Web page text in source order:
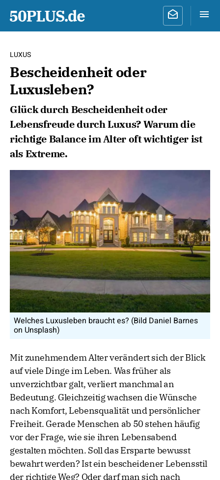
LUXUS
Bescheidenheit oder
Luxusleben?
Glück durch Bescheidenheit oder
Lebensfreude durch Luxus? Warum die
richtige Balance im Alter oft wichtiger ist
als Extreme.
Welches Luxusleben braucht es? (Bild Daniel Barnes
on Unsplash)
Mit zunehmendem Alter verändert sich der Blick
auf viele Dinge im Leben. Was früher als
unverzichtbar galt, verliert manchmal an
Bedeutung. Gleichzeitig wachsen die Wünsche
nach Komfort, Lebensqualität und persönlicher
Freiheit. Gerade Menschen ab 50 stehen häufig
vor der Frage, wie sie ihren Lebensabend
gestalten möchten. Soll das Ersparte bewusst
bewahrt werden? Ist ein bescheidener Lebensstil
der richtige Weg? Oder darf man sich nach